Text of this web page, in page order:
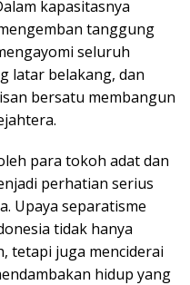
kapasitasnya
tanggung
seluruh
latar belakang, dan
bersatu membangun
para tokoh adat dan
perhatian serius
Upaya separatisme
tidak hanya
tetapi juga menciderai
hidup yang